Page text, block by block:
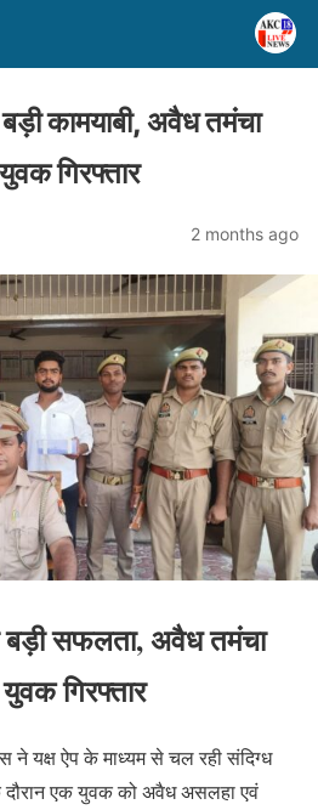
कामयाबी, अवैध तमंचा
गिरफ्तार
2 months ago
सफलता, अवैध तमंचा
गिरफ्तार
ने यक्ष ऐप के माध्यम से चल रही संदिग्ध
दौरान एक युवक को अवैध असलहा एवं